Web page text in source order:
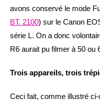
avons conservé le mode
BT. 2100) sur le Canon
série L. On a donc
R6 aurait pu filmer à 50 ou
Trois appareils, trois
Ceci fait, comme illustré